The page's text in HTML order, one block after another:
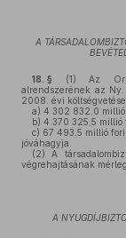
A
18. § (1) Az
alrendszerének az Ny.
2008. évi
a) 4 302 832,0 millió
b) 4 370 325,5 millió
c) 67 493,5 millió
jóváhagyja.
(2) A
végrehajtásának
A